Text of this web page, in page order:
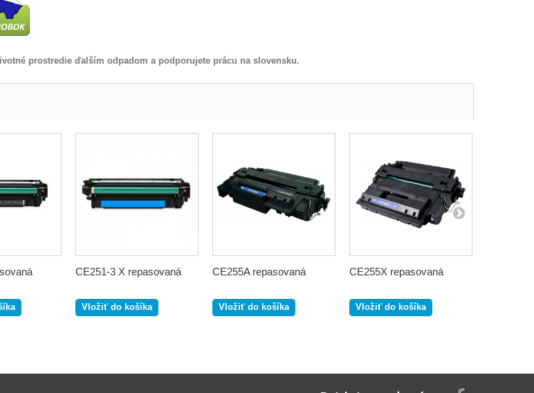
prostredie ďalším odpadom a podporujete prácu na slovensku.
CE251-3 X repasovaná
Vložiť do košíka
CE255A repasovaná
Vložiť do košíka
CE255X repasovaná
Vložiť do košíka